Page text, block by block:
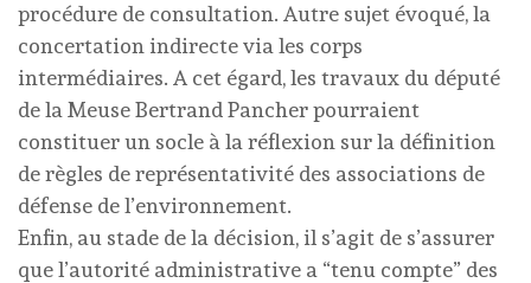
procédure de consultation. Autre sujet évoqué, la
concertation indirecte via les corps
intermédiaires. A cet égard, les travaux du député
de la Meuse Bertrand Pancher pourraient
constituer un socle à la réflexion sur la définition
de règles de représentativité des associations de
défense de l’environnement.
Enfin, au stade de la décision, il s’agit de s’assurer
que l’autorité administrative a “tenu compte” des